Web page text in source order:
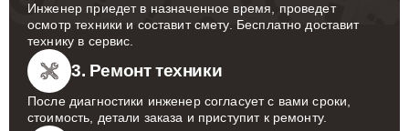
Инженер приедет в назначенное время, проведет
осмотр техники и составит смету. Бесплатно доставит
технику в сервис.
3. Ремонт техники
После диагностики инженер согласует с вами сроки,
стоимость, детали заказа и приступит к ремонту.